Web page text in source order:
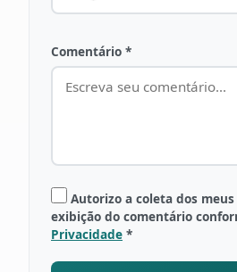
Comentário *
Autorizo a coleta dos
exibição do comentário
Privacidade *